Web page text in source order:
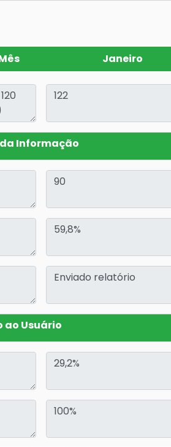
Janeiro
Informação
ao Usuário